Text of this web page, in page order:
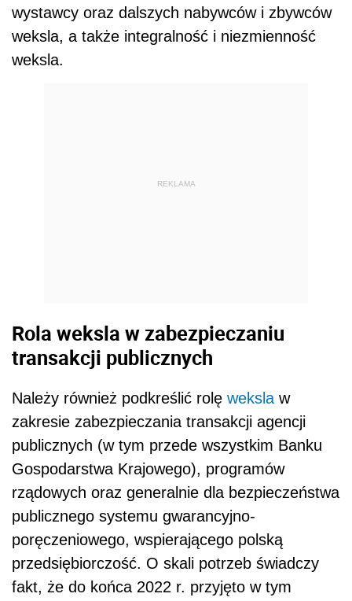
wystawcy oraz dalszych nabywców i zbywców
weksla, a także integralność i niezmienność
weksla.
REKLAMA
Rola weksla w zabezpieczaniu
transakcji publicznych
Należy również podkreślić rolę weksla w
zakresie zabezpieczania transakcji agencji
publicznych (w tym przede wszystkim Banku
Gospodarstwa Krajowego), programów
rządowych oraz generalnie dla bezpieczeństwa
publicznego systemu gwarancyjno-
poręczeniowego, wspierającego polską
przedsiębiorczość. O skali potrzeb świadczy
fakt, że do końca 2022 r. przyjęto w tym